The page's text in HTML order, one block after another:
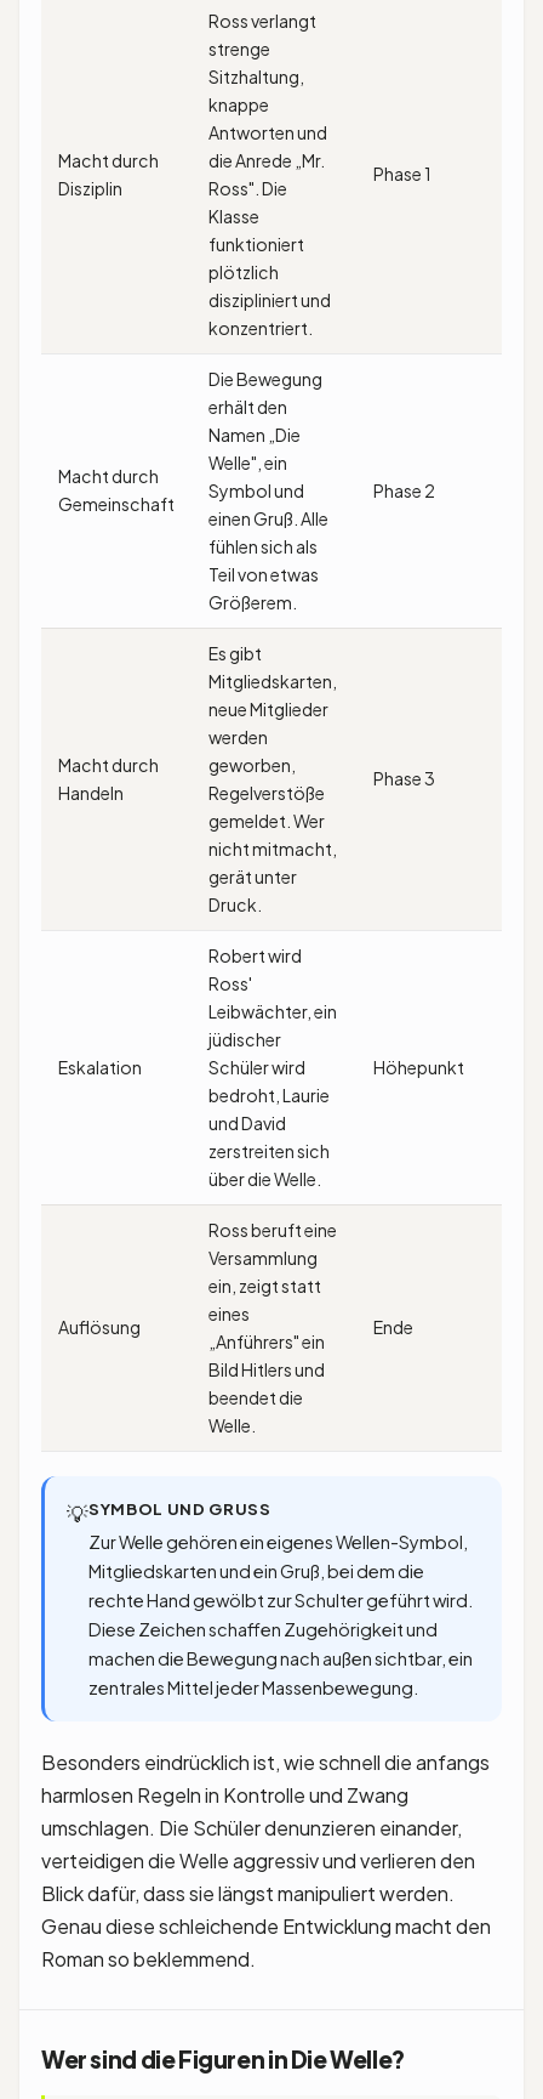
Macht durch
Disziplin
Ross verlangt
strenge
Sitzhaltung,
knappe
Antworten und
die Anrede „Mr.
Ross". Die
Klasse
funktioniert
plötzlich
diszipliniert und
konzentriert.
Phase 1
Macht durch
Gemeinschaft
Die Bewegung
erhält den
Namen „Die
Welle", ein
Symbol und
einen Gruß. Alle
fühlen sich als
Teil von etwas
Größerem.
Phase 2
Macht durch
Handeln
Es gibt
Mitgliedskarten,
neue Mitglieder
werden
geworben,
Regelverstöße
gemeldet. Wer
nicht mitmacht,
gerät unter
Druck.
Phase 3
Eskalation
Robert wird
Ross'
Leibwächter, ein
jüdischer
Schüler wird
bedroht, Laurie
und David
zerstreiten sich
über die Welle.
Höhepunkt
Auflösung
Ross beruft eine
Versammlung
ein, zeigt statt
eines
„Anführers" ein
Bild Hitlers und
beendet die
Welle.
Ende
💡SYMBOL UND GRUSS
Zur Welle gehören ein eigenes Wellen-Symbol,
Mitgliedskarten und ein Gruß, bei dem die
rechte Hand gewölbt zur Schulter geführt wird.
Diese Zeichen schaffen Zugehörigkeit und
machen die Bewegung nach außen sichtbar, ein
zentrales Mittel jeder Massenbewegung.
Besonders eindrücklich ist, wie schnell die anfangs
harmlosen Regeln in Kontrolle und Zwang
umschlagen. Die Schüler denunzieren einander,
verteidigen die Welle aggressiv und verlieren den
Blick dafür, dass sie längst manipuliert werden.
Genau diese schleichende Entwicklung macht den
Roman so beklemmend.
Wer sind die Figuren in Die Welle?